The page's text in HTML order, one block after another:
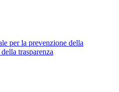
per la prevenzione della
trasparenza